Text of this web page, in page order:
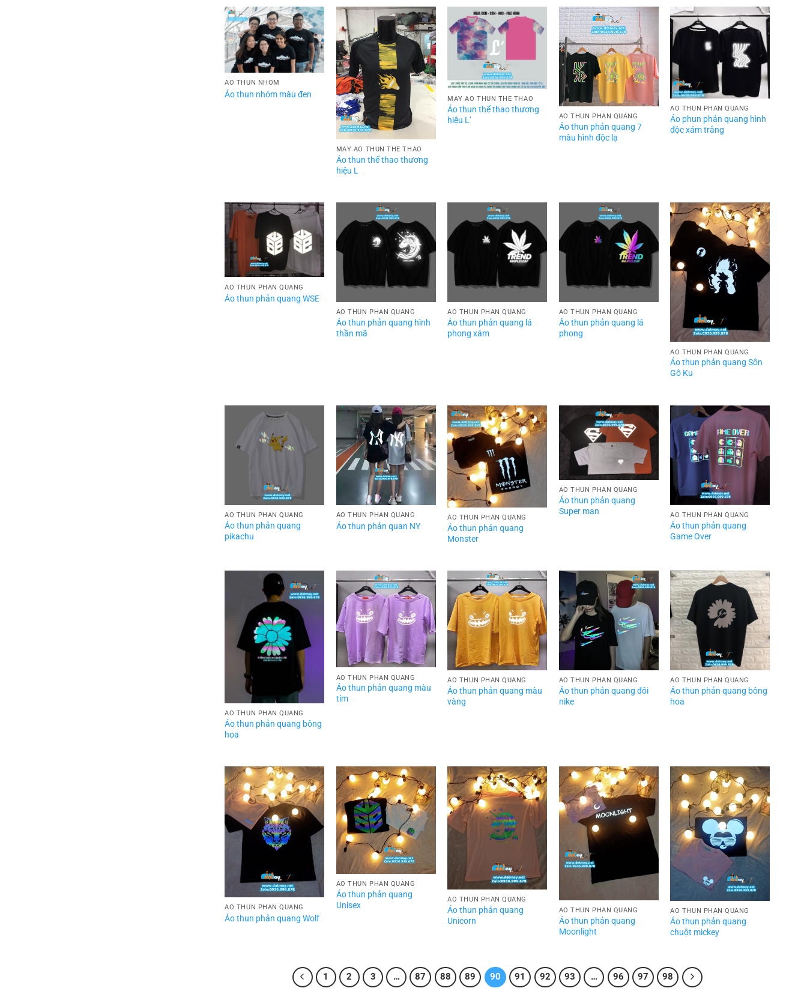
ÁO THUN NHÓM
Áo thun nhóm màu đen
MAY ÁO THUN THỂ THAO
Áo thun thể thao thương
hiệu L
MAY ÁO THUN THỂ THAO
Áo thun thể thao thương
hiệu L’
ÁO THUN PHẢN QUANG
Áo thun phản quang 7
màu hình độc lạ
ÁO THUN PHẢN QUANG
Áo phun phản quang hình
độc xám trắng
ÁO THUN PHẢN QUANG
Áo thun phản quang WSE
ÁO THUN PHẢN QUANG
Áo thun phản quang hình
thần mã
ÁO THUN PHẢN QUANG
Áo thun phản quang lá
phong xám
ÁO THUN PHẢN QUANG
Áo thun phản quang lá
phong
ÁO THUN PHẢN QUANG
Áo thun phản quang Sôn
Gô Ku
ÁO THUN PHẢN QUANG
Áo thun phản quang
pikachu
ÁO THUN PHẢN QUANG
Áo thun phản quan NY
ÁO THUN PHẢN QUANG
Áo thun phản quang
Monster
ÁO THUN PHẢN QUANG
Áo thun phản quang
Super man
ÁO THUN PHẢN QUANG
Áo thun phản quang
Game Over
ÁO THUN PHẢN QUANG
Áo thun phản quang bông
hoa
ÁO THUN PHẢN QUANG
Áo thun phản quang màu
tím
ÁO THUN PHẢN QUANG
Áo thun phản quang màu
vàng
ÁO THUN PHẢN QUANG
Áo thun phản quang đôi
nike
ÁO THUN PHẢN QUANG
Áo thun phản quang bông
hoa
ÁO THUN PHẢN QUANG
Áo thun phản quang Wolf
ÁO THUN PHẢN QUANG
Áo thun phản quang
Unisex
ÁO THUN PHẢN QUANG
Áo thun phản quang
Unicorn
ÁO THUN PHẢN QUANG
Áo thun phản quang
Moonlight
ÁO THUN PHẢN QUANG
Áo thun phản quang
chuột mickey
1 2 3 … 87 88 89 90 91 92 93 … 96 97 98